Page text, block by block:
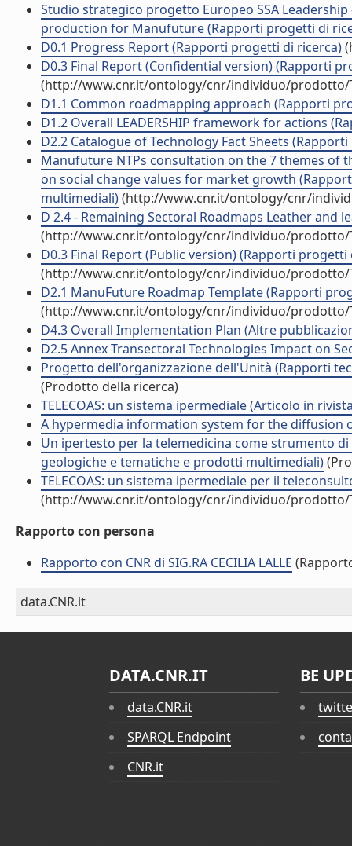
Studio strategico progetto Europeo SSA
production for Manufuture (Rapporti progetti di
D0.1 Progress Report (Rapporti progetti di ricerca)
D0.3 Final Report (Confidential version) (Rapporti
(http://www.cnr.it/ontology/cnr/individuo/prodotto/
D1.1 Common roadmapping approach (Rapporti
D1.2 Overall LEADERSHIP framework for actions
D2.2 Catalogue of Technology Fact Sheets
Manufuture NTPs consultation on the 7 themes of
on social change values for market growth
multimediali)(http://www.cnr.it/ontology/cnr/
D 2.4 - Remaining Sectoral Roadmaps Leather
(http://www.cnr.it/ontology/cnr/individuo/prodotto/
D0.3 Final Report (Public version) (Rapporti progetti
(http://www.cnr.it/ontology/cnr/individuo/prodotto/
D2.1 ManuFuture Roadmap Template (Rapporti
(http://www.cnr.it/ontology/cnr/individuo/prodotto/
D4.3 Overall Implementation Plan (Altre
D2.5 Annex Transectoral Technologies Impact on
Progetto dell'organizzazione dell'Unità (Rapporti
(Prodotto della ricerca)
TELECOAS: un sistema ipermediale (Articolo in
A hypermedia information system for the diffusion
Un ipertesto per la telemedicina come strumento
geologiche e tematiche e prodotti multimediali)
TELECOAS: un sistema ipermediale per il
(http://www.cnr.it/ontology/cnr/individuo/prodotto/
Rapporto con persona
Rapporto con CNR di SIG.RA CECILIA LALLE
data.CNR.it
DATA.CNR.IT
data.CNR.it
SPARQL Endpoint
CNR.it
BE